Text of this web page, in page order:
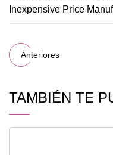
Anteriores
TAMBIÉN TE